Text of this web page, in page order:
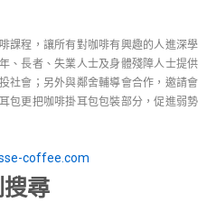
課程，讓所有對咖啡有興趣的人進深學
、長者、失業人士及身體殘障人士提供
社會；另外與鄰舍輔導會合作，邀請會
包更把咖啡掛耳包包裝部分，促進弱勢
coffee.com
尋